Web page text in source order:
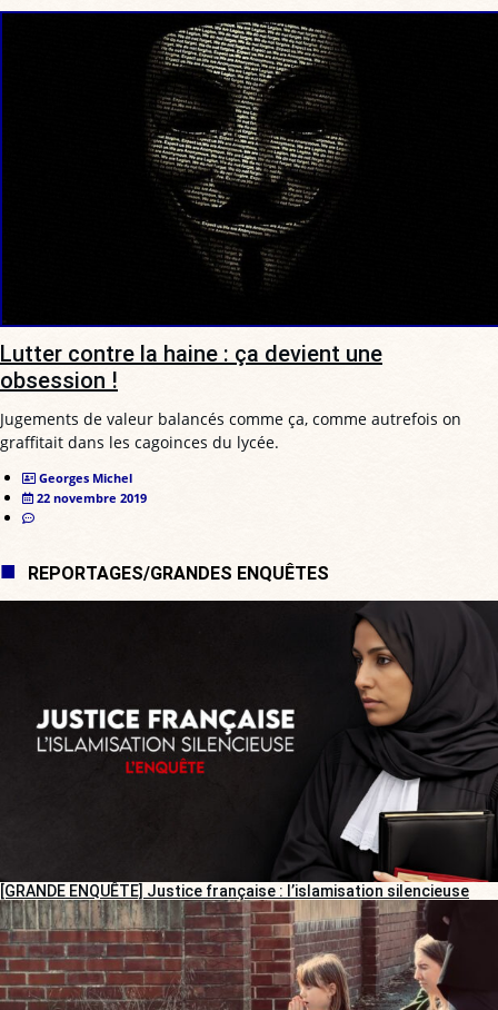
Lutter contre la haine : ça devient une
obsession !
Jugements de valeur balancés comme ça, comme autrefois on
graffitait dans les cagoinces du lycée.
Georges Michel
22 novembre 2019
REPORTAGES/GRANDES ENQUÊTES
[GRANDE ENQUÊTE] Justice française : l’islamisation silencieuse